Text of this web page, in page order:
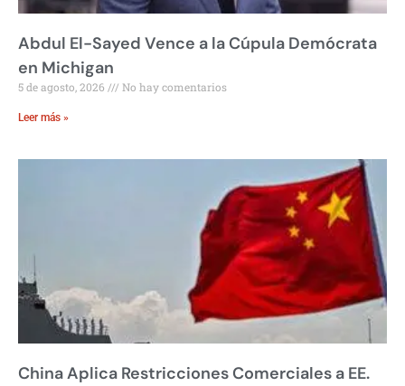
Abdul El-Sayed Vence a la Cúpula Demócrata
en Michigan
5 de agosto, 2026 No hay comentarios
Leer más »
China Aplica Restricciones Comerciales a EE.